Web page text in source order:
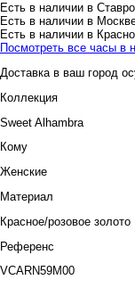
Есть в наличии в
Есть в наличии в
Есть в наличии в
Посмотреть все часы в
Доставка в ваш город
Коллекция
Sweet Alhambra
Кому
Женские
Материал
Красное/розовое золото
Референс
VCARN59M00